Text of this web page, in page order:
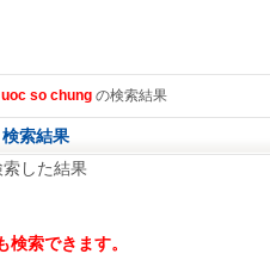
uoc so chung の検索結果
索結果
した結果
索できます。